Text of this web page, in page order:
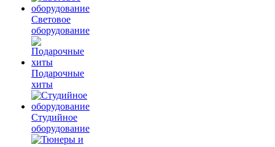
Световое
оборудование
Подарочные
хиты
Студийное
оборудование